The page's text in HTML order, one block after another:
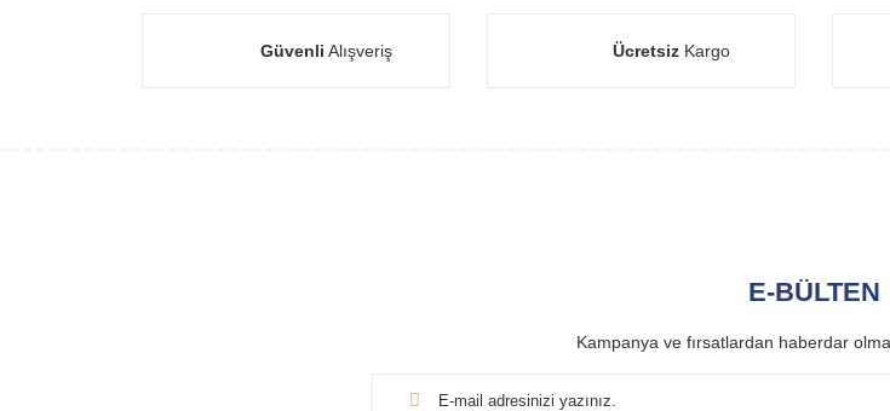
Güvenli Alışveriş Ücretsiz Kargo
E-BÜLTEN
Kampanya ve fırsatlardan haberdar